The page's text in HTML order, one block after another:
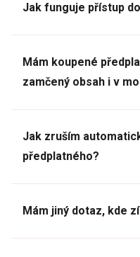
Jak funguje přístup
Mám koupené
zamčený obsah i v
Jak zruším
předplatného?
Mám jiný dotaz, kde